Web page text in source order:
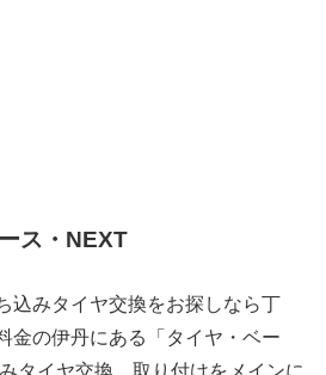
ス・NEXT
込みタイヤ交換をお探しなら丁
金の伊丹にある「タイヤ・ベー
タイヤ交換、取り付けをメインに